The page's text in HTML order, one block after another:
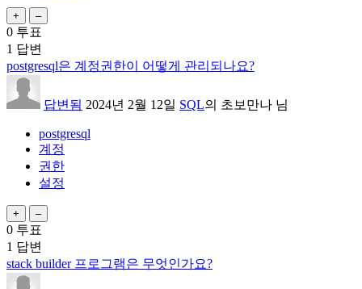
0 투표
1 답변
postgresql은 계정권한이 어떻게 관리되나요?
답변됨 2024년 2월 12일 SQL의 초보만나 님
postgresql
계정
권한
설정
0 투표
1 답변
stack builder 프로그램은 무엇인가요?